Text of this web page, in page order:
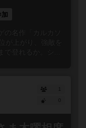
加
名作「カルカソ
が上がり、強敵を
登れるか。シ...
1